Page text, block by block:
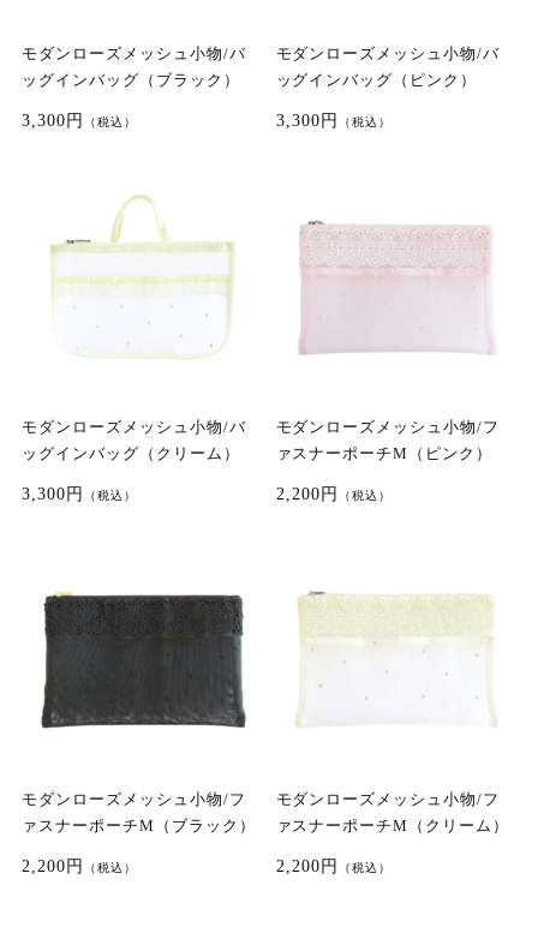
モダンローズメッシュ小物/バ
ッグインバッグ（ブラック）
3,300円 （税込）
モダンローズメッシュ小物/バ
ッグインバッグ（ピンク）
3,300円 （税込）
モダンローズメッシュ小物/バ
ッグインバッグ（クリーム）
3,300円 （税込）
モダンローズメッシュ小物/フ
ァスナーポーチM（ピンク）
2,200円 （税込）
モダンローズメッシュ小物/フ
ァスナーポーチM（ブラック）
2,200円 （税込）
モダンローズメッシュ小物/フ
ァスナーポーチM（クリーム）
2,200円 （税込）